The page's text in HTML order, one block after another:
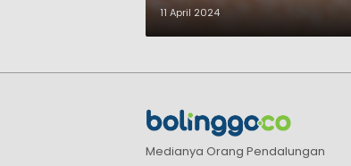
11 April 2024
Medianya Orang Pendalungan